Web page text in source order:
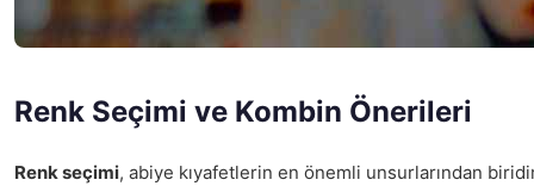
Renk Seçimi ve Kombin Önerileri
Renk seçimi, abiye kıyafetlerin en önemli unsurlarından